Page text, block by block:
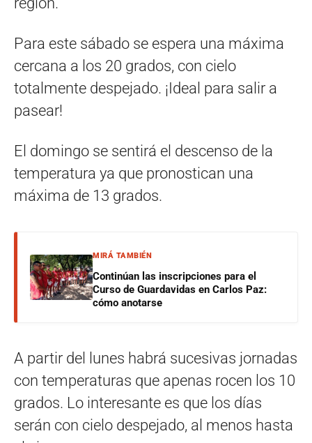
Para este sábado se espera una máxima
cercana a los 20 grados, con cielo
totalmente despejado. ¡Ideal para salir a
pasear!
El domingo se sentirá el descenso de la
temperatura ya que pronostican una
máxima de 13 grados.
MIRÁ TAMBIÉN
Continúan las inscripciones para el
Curso de Guardavidas en Carlos Paz:
cómo anotarse
A partir del lunes habrá sucesivas jornadas
con temperaturas que apenas rocen los 10
grados. Lo interesante es que los días
serán con cielo despejado, al menos hasta